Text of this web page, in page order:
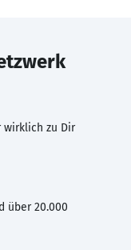
wirklich zu Dir
über 20.000